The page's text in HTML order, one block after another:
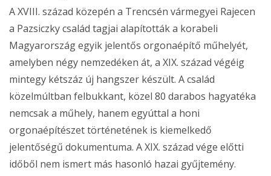
A XVIII. század közepén a Trencsén vármegyei Rajecen
a Pazsiczky család tagjai alapították a korabeli
Magyarország egyik jelentős orgonaépítő műhelyét,
amelyben négy nemzedéken át, a XIX. század végéig
mintegy kétszáz új hangszer készült. A család
közelmúltban felbukkant, közel 80 darabos hagyatéka
nemcsak a műhely, hanem egyúttal a honi
orgonaépítészet történetének is kiemelkedő
jelentőségű dokumentuma. A XIX. század vége előtti
időből nem ismert más hasonló hazai gyűjtemény.